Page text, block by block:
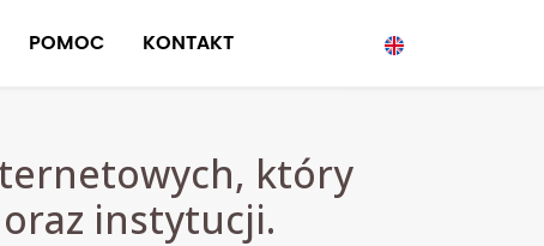
POMOC KONTAKT
który
instytucji.